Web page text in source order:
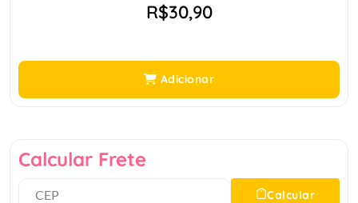
R$30,90
Adicionar
Calcular Frete
Calcular